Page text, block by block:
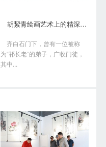
胡絜青绘画艺术上的精深造诣从何而来?
齐白石门下，曾有一位被称
为“祁长老”的弟子，广收门徒，
其中...